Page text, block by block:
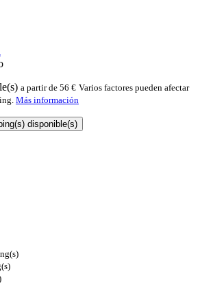
a partir de 56 € Varios factores pueden afectar
Más información
mapa los camping(s) disponible(s)